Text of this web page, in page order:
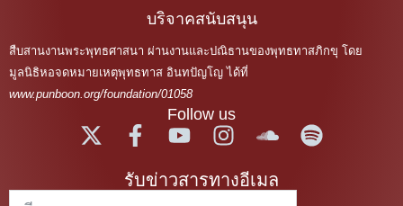
บริจาคสนับสนุน
สืบสานงานพระพุทธศาสนา ผ่านงานและปณิธานของพุทธทาสภิกขุ โดย
มูลนิธิหอจดหมายเหตุพุทธทาส อินทปัญโญ ได้ที่
www.punboon.org/foundation/01058
Follow us
รับข่าวสารทางอีเมล